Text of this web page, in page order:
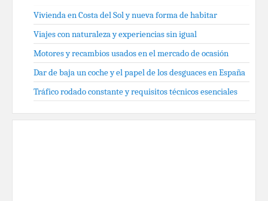
Vivienda en Costa del Sol y nueva forma de habitar
Viajes con naturaleza y experiencias sin igual
Motores y recambios usados en el mercado de ocasión
Dar de baja un coche y el papel de los desguaces en España
Tráfico rodado constante y requisitos técnicos esenciales